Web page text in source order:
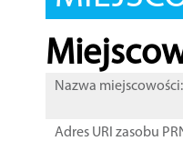
Nazwa miejscowości:
Adres URI zasobu